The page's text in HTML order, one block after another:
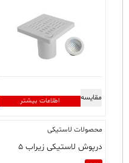
اطلاعات بیشتر مقایسه
محصولات لاستیکی
درپوش لاستیکی زیراب ۵